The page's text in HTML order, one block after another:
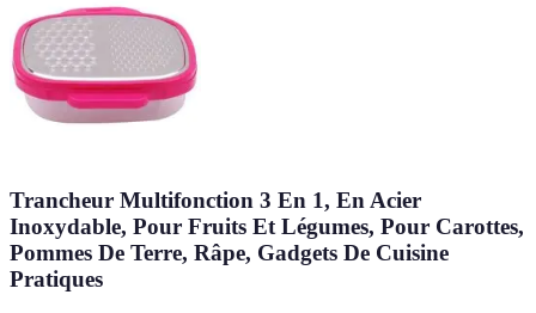
Trancheur Multifonction 3 En 1, En Acier
Inoxydable, Pour Fruits Et Légumes, Pour Carottes,
Pommes De Terre, Râpe, Gadgets De Cuisine
Pratiques